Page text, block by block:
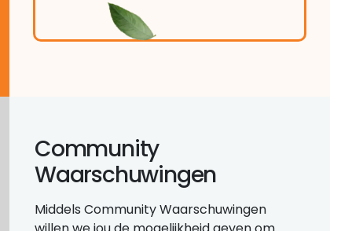
Community
Waarschuwingen
Middels Community Waarschuwingen